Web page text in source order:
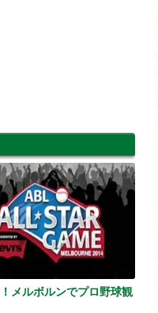
メルボルンでプロ野球観